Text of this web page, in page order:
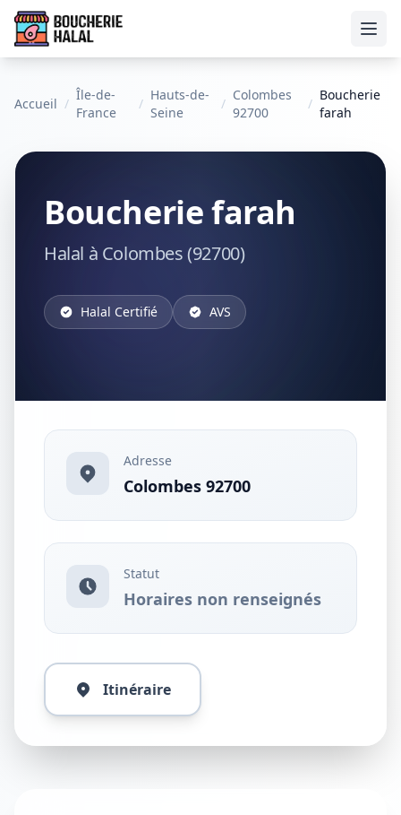
Accueil /
Île-de-
France
/
Hauts-de-
Seine
/
Colombes
92700
/
Boucherie
farah
Boucherie farah
Halal à Colombes (92700)
Halal Certifié AVS
Adresse
Colombes 92700
Statut
Horaires non renseignés
Itinéraire